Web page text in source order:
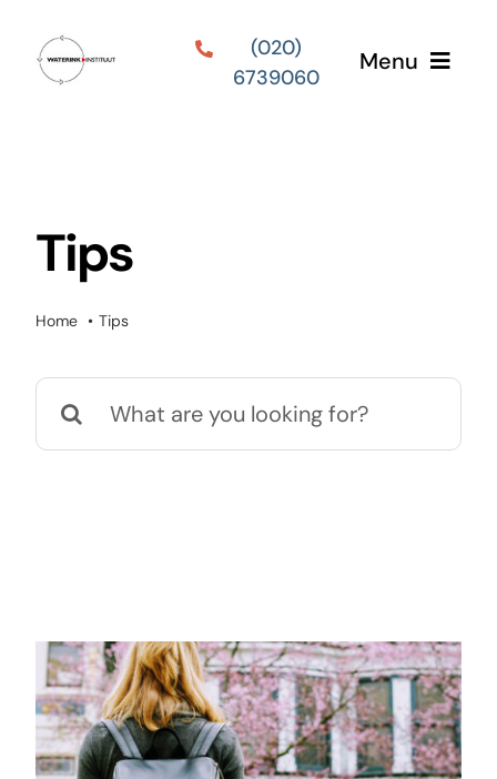
naar
inhoud
Menu
Over ons
(020)
6739060
Tips
Home Tips
naar: